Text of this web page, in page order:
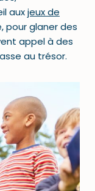
auxjeux de
pour glaner des
appel à des
au trésor.